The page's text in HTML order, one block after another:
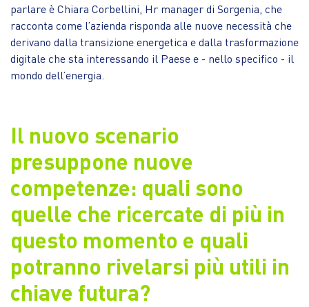
parlare è Chiara Corbellini, Hr manager di Sorgenia, che
racconta come l’azienda risponda alle nuove necessità che
derivano dalla transizione energetica e dalla trasformazione
digitale che sta interessando il Paese e - nello specifico - il
mondo dell’energia.
Il nuovo scenario
presuppone nuove
competenze: quali sono
quelle che ricercate di più in
questo momento e quali
potranno rivelarsi più utili in
chiave futura?